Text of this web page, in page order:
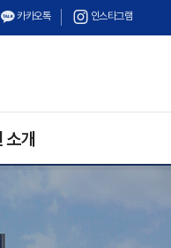
카카오톡 인스타그램
소개
인사말
영방침